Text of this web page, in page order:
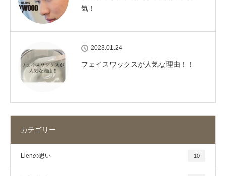
気！
2023.01.24
フェイスワックスが人気な理由！！
カテゴリー
Lienの思い 10